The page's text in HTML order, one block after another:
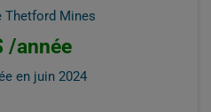
Thetford Mines
/année
en juin 2024